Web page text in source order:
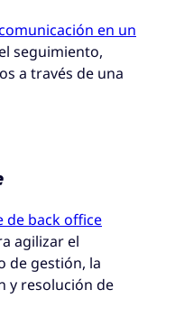
en un
seguimiento,
a través de una
de back office
agilizar el
de gestión, la
y resolución de